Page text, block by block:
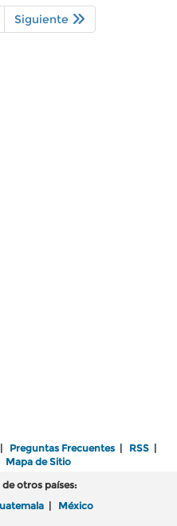
Siguiente
| Preguntas Frecuentes | RSS |
Mapa de Sitio
otros países:
| México